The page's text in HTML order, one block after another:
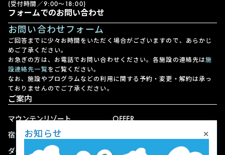
(受付時間／9:00〜18:00)
フォームでのお問い合わせ
お問い合わせフォーム
ご回答までに少々お時間をいただく場合がございますので、あらかじ
めご了承ください。
お急ぎの方は、お電話でお問い合わせください。各施設の連絡先は施
設連絡先一覧をご覧ください。
なお、施設やプログラムなどの利用に関する予約・変更・解約は承っ
ておりませんのでご了承ください。
ご案内
マウンテンリゾート
宿泊
ダイニング
OFFER
お知らせ ×